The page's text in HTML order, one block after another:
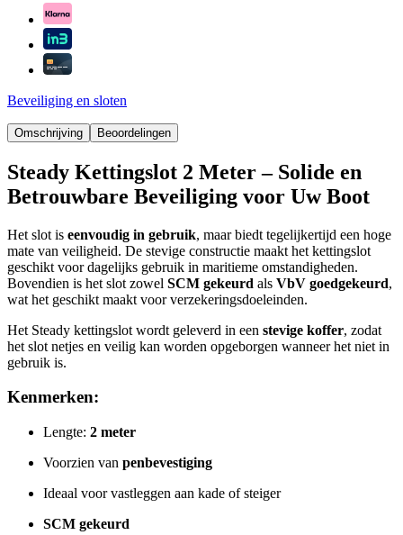
Beveiliging en sloten
Omschrijving Beoordelingen
Steady Kettingslot 2 Meter – Solide en
Betrouwbare Beveiliging voor Uw Boot
Het slot is eenvoudig in gebruik, maar biedt tegelijkertijd een hoge
mate van veiligheid. De stevige constructie maakt het kettingslot
geschikt voor dagelijks gebruik in maritieme omstandigheden.
Bovendien is het slot zowel SCM gekeurd als VbV goedgekeurd,
wat het geschikt maakt voor verzekeringsdoeleinden.
Het Steady kettingslot wordt geleverd in een stevige koffer, zodat
het slot netjes en veilig kan worden opgeborgen wanneer het niet in
gebruik is.
Kenmerken:
Lengte: 2 meter
Voorzien van penbevestiging
Ideaal voor vastleggen aan kade of steiger
SCM gekeurd